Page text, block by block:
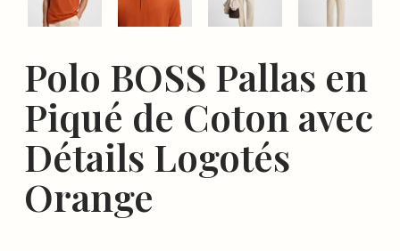
Polo BOSS Pallas en
Piqué de Coton avec
Détails Logotés
Orange